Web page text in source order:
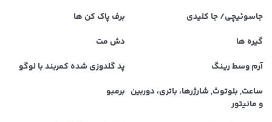
جاسوئیچی/ جا کلیدی
برف پاک کن ها
گیره ها
دش مت
آرم وسط رینگ
پد گلدوزی شده کمربند با لوگو
ساعت, بلوتوث, شارژرها، باتری، دوربین
و مانیتور
برمبو